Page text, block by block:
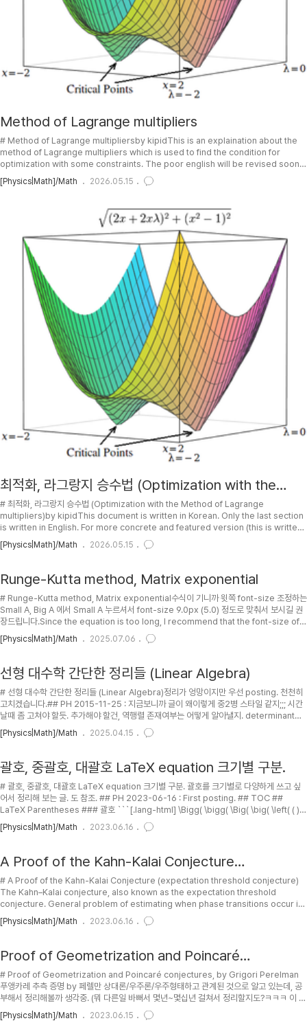
Method of Lagrange multipliers
# Method of Lagrange multipliersby kipidThis is an explaination about the
method of Lagrange multipliers which is used to find the condition for
optimization with some constraints. The poor english will be revised soon
from time to time. Please report errata and wrong part.Several sections are
initially hiden. Click the "▼ Show/Hide" button to see the hidden section.
[Physics|Math]/Math 2026.05.15
최적화, 라그랑지 승수법 (Optimization with the
Method of Lagrange multipliers)
# 최적화, 라그랑지 승수법 (Optimization with the Method of Lagrange
multipliers)by kipidThis document is written in Korean. Only the last section
is written in English. For more concrete and featured version (this is written
in english), see .Several sections are initially hiden. Click the "▼ Show/Hide"
button to see the hidden section. And hide your readen sections so as to
[Physics|Math]/Math 2026.05.15
Runge-Kutta method, Matrix exponential
# Runge-Kutta method, Matrix exponential수식이 기니까 윗쪽 font-size 조정하는
Small A, Big A 에서 Small A 누르셔서 font-size 9.0px (5.0) 정도로 맞춰서 보시길 권
장드립니다.Since the equation is too long, I recommend that the font-size of
docuK is to be set to be 9.0px (5.0) by clicking Small A among Small A, Big A
on the top side of this document.## PH2023-05-22 : First posting.##
[Physics|Math]/Math 2025.07.06
선형 대수학 간단한 정리들 (Linear Algebra)
# 선형 대수학 간단한 정리들 (Linear Algebra)정리가 엉망이지만 우선 posting. 천천히
고치겠습니다.## PH 2015-11-25 : 지금보니까 글이 왜이렇게 중2병 스타일 같지;;; 시간
날때 좀 고쳐야 할듯. 추가해야 할건, 역행렬 존재여부는 어떻게 알아낼지. determinant가
0이 아니면 됨. 근데 이걸 정확히 어떻게 증명하지?ㅋ. 난감하네 ㅡㅡ. 일반 mn 행렬 특성들
이랑 쓰임새, eigen vector 이야기들과 그 의미. Hermitian이야기. similarity
이네 -ㅇ-;; 천천히 고칠께요ㅋ;; 질문 1-3 증명이 엉망인 이유는 행렬 A랑 B가 같지 않더라
도 ..
[Physics|Math]/Math 2025.04.15
괄호, 중괄호, 대괄호 LaTeX equation 크기별 구분.
# 괄호, 중괄호, 대괄호 LaTeX equation 크기별 구분. 괄호를 크기별로 다양하게 쓰고 싶
어서 정리해 보는 글. 도 참조. ## PH 2023-06-16 : First posting. ## TOC ##
LaTeX Parentheses ### 괄호 ```[.lang-html] \Bigg( \bigg( \Big( \big( \left( ( )
\right) \big) \Big) \bigg) \Bigg) ```/ \Bigg( \bigg( \Big( \big( \left( ( ) \right) \big)
\Big) \bigg) \Bigg) ### 중괄호 Escape 해줘야 함. \{, \} ```[.lang-html] \Bigg\{
[Physics|Math]/Math 2023.06.16
A Proof of the Kahn-Kalai Conjecture
(expectation threshold conjecture)
# A Proof of the Kahn-Kalai Conjecture (expectation threshold conjecture)
The Kahn–Kalai conjecture, also known as the expectation threshold
conjecture. General problem of estimating when phase transitions occur in
systems. (상변이를 일으키는 threshold 를 추측하는 방법에 관한 문제.) 써먹을데가 있
을거 같기도 해서 공부해볼겸 링크/파일들 정리. ## TOC ## 이산수학계 난제 칸-칼라이
PDF PDF 논문..
[Physics|Math]/Math 2023.06.16
Proof of Geometrization and Poincaré
conjectures, by Grigori Perelman
# Proof of Geometrization and Poincaré conjectures, by Grigori Perelman
푸앵카레 추측 증명 by 페렐만 상대론/우주론/우주형태하고 관계된 것으로 알고 있는데, 공
부해서 정리해볼까 생각중. (뭐 다른일 바뻐서 몇년~몇십년 걸쳐서 정리할지도?ㅋㅋㅋ 이 논
문 읽으면 내가 이해할 순 있겄지? =ㅇ=) 우선 pdf 들이나 html/docuK 로 바꾸는 작업이
[Physics|Math]/Math 2023.06.15